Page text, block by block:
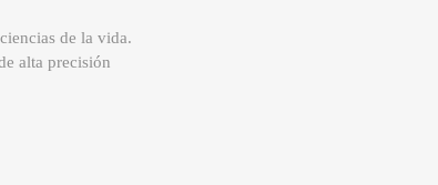
de la vida.
alta precisión